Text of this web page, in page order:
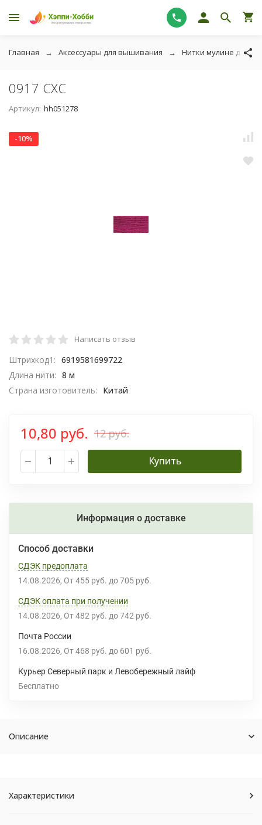
Главная Аксессуары для вышивания Нитки мулине для
0917 СХС
Артикул: hh051278
-10%
Написать отзыв
Штрихкод1: 6919581699722
Длина нити: 8 м
Страна изготовитель:
Китай
10,80 руб. 12 руб.
Купить
Информация о доставке
Способ доставки
СДЭК предоплата
14.08.2026 От 455 руб. до 705 руб.
СДЭК оплата при получении
14.08.2026 От 482 руб. до 742 руб.
Почта России
16.08.2026 От 468 руб. до 601 руб.
Курьер Северный парк и Левобережный лайф
Бесплатно
Описание
Характеристики